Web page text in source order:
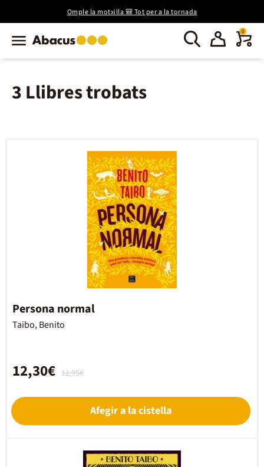
Omple la motxilla 🎒 Tot per a la tornada
0
3 Llibres trobats
Persona normal
Taibo, Benito
12,95€
12,30€
Afegir a la cistella